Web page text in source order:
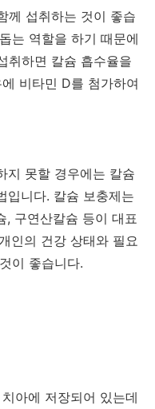
께 섭취하는 것이 좋습
는 역할을 하기 때문에
취하면 칼슘 흡수율을
비타민 D를 첨가하여
지 못할 경우에는 칼슘
입니다. 칼슘 보충제는
, 구연산칼슘 등이 대표
인의 건강 상태와 필요
이 좋습니다.
아에 저장되어 있는데